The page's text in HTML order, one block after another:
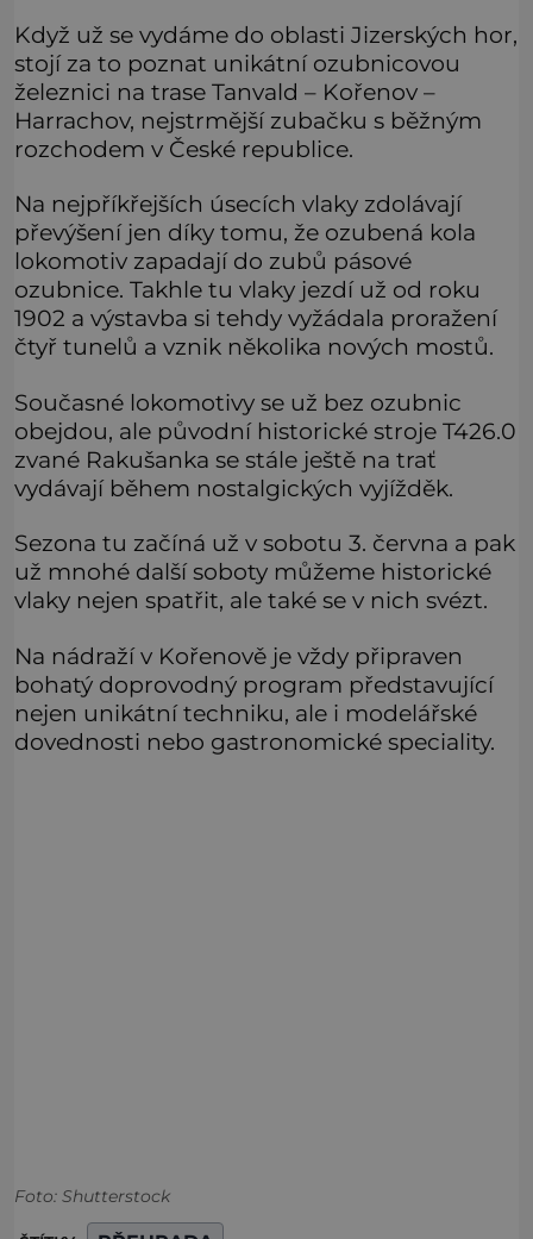
Když už se vydáme do oblasti Jizerských hor,
stojí za to poznat unikátní ozubnicovou
železnici na trase Tanvald – Kořenov –
Harrachov, nejstrmější zubačku s běžným
rozchodem v České republice.
Na nejpříkřejších úsecích vlaky zdolávají
převýšení jen díky tomu, že ozubená kola
lokomotiv zapadají do zubů pásové
ozubnice. Takhle tu vlaky jezdí už od roku
1902 a výstavba si tehdy vyžádala proražení
čtyř tunelů a vznik několika nových mostů.
Současné lokomotivy se už bez ozubnic
obejdou, ale původní historické stroje T426.0
zvané Rakušanka se stále ještě na trať
vydávají během nostalgických vyjížděk.
Sezona tu začíná už v sobotu 3. června a pak
už mnohé další soboty můžeme historické
vlaky nejen spatřit, ale také se v nich svézt.
Na nádraží v Kořenově je vždy připraven
bohatý doprovodný program představující
nejen unikátní techniku, ale i modelářské
dovednosti nebo gastronomické speciality.
Foto: Shutterstock